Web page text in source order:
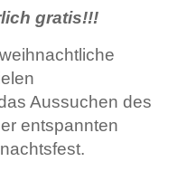
gratis!!!
Aussuchen des
entspannten